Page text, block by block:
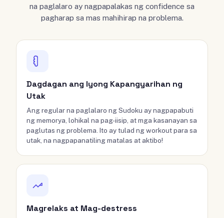
na paglalaro ay nagpapalakas ng confidence sa
pagharap sa mas mahihirap na problema.
Dagdagan ang Iyong Kapangyarihan ng
Utak
Ang regular na paglalaro ng Sudoku ay nagpapabuti
ng memorya, lohikal na pag-iisip, at mga kasanayan sa
paglutas ng problema. Ito ay tulad ng workout para sa
utak, na nagpapanatiling matalas at aktibo!
Magrelaks at Mag-destress